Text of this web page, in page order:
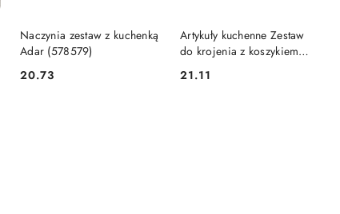
Naczynia zestaw z kuchenką
Adar (578579)
Cena:
20.73
DO KOSZYKA
Artykuły kuchenne Zestaw
do krojenia z koszykiem
Cena:
21.11
DO KOSZYKA